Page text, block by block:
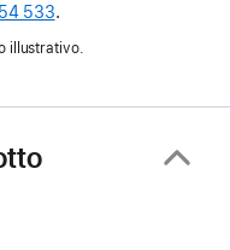
533.
illustrativo.